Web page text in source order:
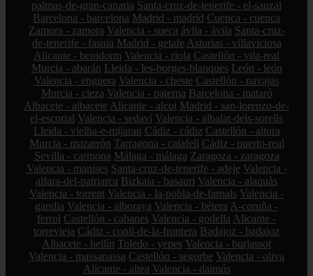
palmas-de-gran-canaria Santa-cruz-de-tenerife - el-sauzal
Barcelona - barcelona Madrid - madrid Cuenca - cuenca
Zamora - zamora Valencia - sueca ávila - ávila Santa-cruz-
de-tenerife - fasnia Madrid - getafe Asturias - villaviciosa
Alicante - benidorm Valencia - riola Castellón - vila-real
Murcia - abarán Lleida - les-borges-blanques León - león
Valencia - enguera Valencia - cheste Castellón - navajas
Murcia - cieza Valencia - paterna Barcelona - mataró
Albacete - albacete Alicante - alcoi Madrid - san-lorenzo-de-
el-escorial Valencia - sedaví Valencia - albalat-dels-sorells
Lleida - vielha-e-mijaran Cádiz - cádiz Castellón - altura
Murcia - mazarrón Tarragona - calafell Cádiz - puerto-real
Sevilla - carmona Málaga - málaga Zaragoza - zaragoza
Valencia - manises Santa-cruz-de-tenerife - adeje Valencia -
alfara-del-patriarca Bizkaia - basauri Valencia - alaquàs
Valencia - torrent Valencia - la-pobla-de-farnals Valencia -
gandia Valencia - alboraya Valencia - bétera A-coruña -
ferrol Castellón - cabanes Valencia - godella Alicante -
torrevieja Cádiz - conil-de-la-frontera Badajoz - badajoz
Albacete - hellín Toledo - yepes Valencia - burjassot
Valencia - massanassa Castellón - segorbe Valencia - oliva
Alicante - altea Valencia - daimús